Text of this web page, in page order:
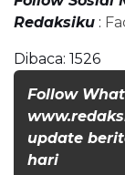
Redaksiku :
Dibaca: 1526
Follow
update
hari